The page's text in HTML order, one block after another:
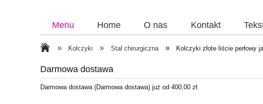
Menu Home O nas Kontakt
Papiery Wstążki
» Kolczyki » Stal chirurgiczna » Kolczyki złote liście perłowy
Darmowa dostawa
Darmowa dostawa (Darmowa dostawa) już od 400,00 zł.